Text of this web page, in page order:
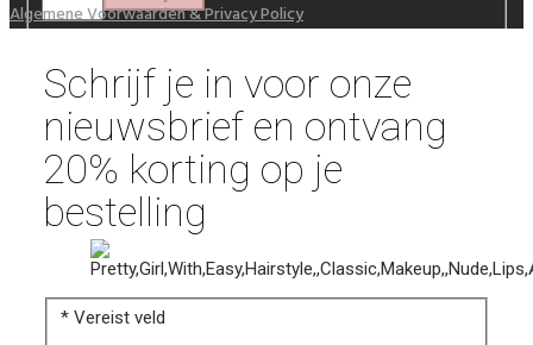
Algemene Voorwaarden & Privacy Policy
Schrijf je in voor onze
nieuwsbrief en ontvang
20% korting op je
bestelling
* Vereist veld